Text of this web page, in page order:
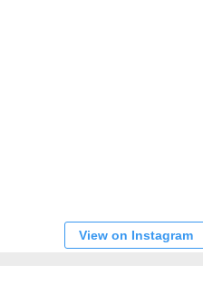
View on Instagram